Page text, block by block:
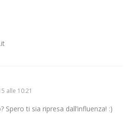
alle 10:21
Spero ti sia ripresa dall’influenza! :)